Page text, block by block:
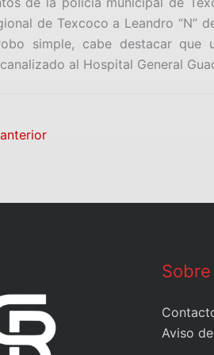
de Texcoco a Leandro “N”
simple, cabe destacar que
al Hospital General
Aviso